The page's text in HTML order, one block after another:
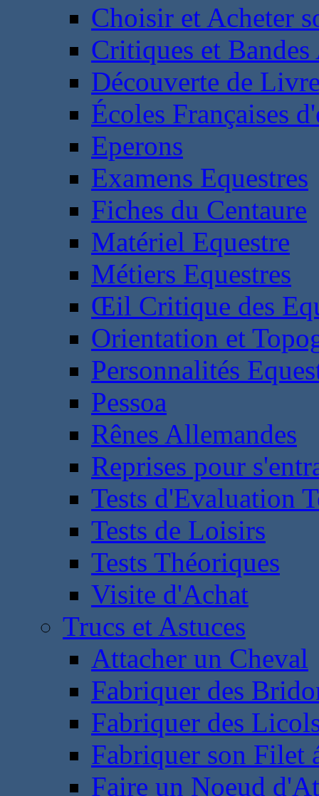
Choisir et Acheter
Critiques et
Découverte de
Écoles Françaises
Eperons
Examens Equestres
Fiches du Centaure
Matériel Equestre
Métiers Equestres
Œil Critique des
Orientation et
Personnalités
Pessoa
Rênes Allemandes
Reprises pour
Tests d'Evaluation
Tests de Loisirs
Tests Théoriques
Visite d'Achat
Trucs et Astuces
Attacher un Cheval
Fabriquer des
Fabriquer des
Fabriquer son Filet
Faire un Noeud